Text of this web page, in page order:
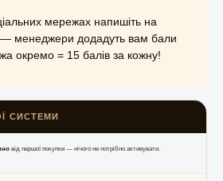
мережах напишіть на
— менеджери додадуть вам бали
окремо = 15 балів за кожну!
СИСТЕМИ
від першої покупки — нічого не потрібно активувати.